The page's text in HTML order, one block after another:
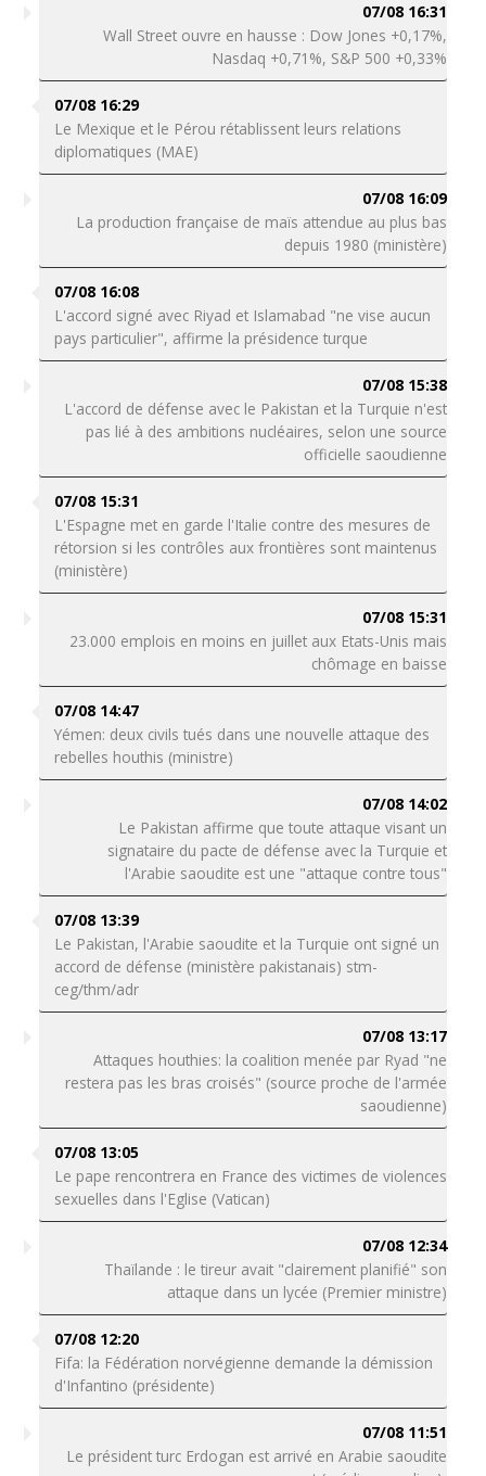
07/08 16:31
Wall Street ouvre en hausse : Dow Jones +0,17%,
Nasdaq +0,71%, S&P 500 +0,33%
07/08 16:29
Le Mexique et le Pérou rétablissent leurs relations
diplomatiques (MAE)
07/08 16:09
La production française de maïs attendue au plus bas
depuis 1980 (ministère)
07/08 16:08
L'accord signé avec Riyad et Islamabad "ne vise aucun
pays particulier", affirme la présidence turque
07/08 15:38
L'accord de défense avec le Pakistan et la Turquie n'est
pas lié à des ambitions nucléaires, selon une source
officielle saoudienne
07/08 15:31
L'Espagne met en garde l'Italie contre des mesures de
rétorsion si les contrôles aux frontières sont maintenus
(ministère)
07/08 15:31
23.000 emplois en moins en juillet aux Etats-Unis mais
chômage en baisse
07/08 14:47
Yémen: deux civils tués dans une nouvelle attaque des
rebelles houthis (ministre)
07/08 14:02
Le Pakistan affirme que toute attaque visant un
signataire du pacte de défense avec la Turquie et
l'Arabie saoudite est une "attaque contre tous"
07/08 13:39
Le Pakistan, l'Arabie saoudite et la Turquie ont signé un
accord de défense (ministère pakistanais) stm-
ceg/thm/adr
07/08 13:17
Attaques houthies: la coalition menée par Ryad "ne
restera pas les bras croisés" (source proche de l'armée
saoudienne)
07/08 13:05
Le pape rencontrera en France des victimes de violences
sexuelles dans l'Eglise (Vatican)
07/08 12:34
Thaïlande : le tireur avait "clairement planifié" son
attaque dans un lycée (Premier ministre)
07/08 12:20
Fifa: la Fédération norvégienne demande la démission
d'Infantino (présidente)
07/08 11:51
Le président turc Erdogan est arrivé en Arabie saoudite